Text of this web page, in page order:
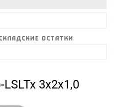
остатки
3х2х1,0